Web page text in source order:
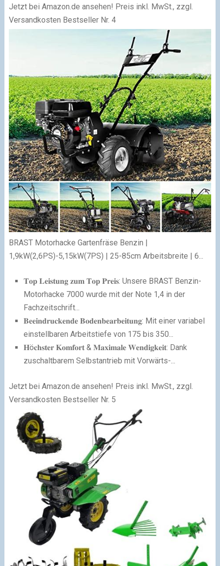
Jetzt bei Amazon.de ansehen! Preis inkl. MwSt., zzgl.
Versandkosten Bestseller Nr. 4
BRAST Motorhacke Gartenfräse Benzin |
1,9kW(2,6PS)-5,15kW(7PS) | 25-85cm Arbeitsbreite | 6...
𝐓𝐨𝐩 𝐋𝐞𝐢𝐬𝐭𝐮𝐧𝐠 𝐳𝐮𝐦 𝐓𝐨𝐩 𝐏𝐫𝐞𝐢𝐬: Unsere BRAST Benzin-
Motorhacke 7000 wurde mit der Note 1,4 in der
Fachzeitschrift...
𝐁𝐞𝐞𝐢𝐧𝐝𝐫𝐮𝐜𝐤𝐞𝐧𝐝𝐞 𝐁𝐨𝐝𝐞𝐧𝐛𝐞𝐚𝐫𝐛𝐞𝐢𝐭𝐮𝐧𝐠: Mit einer variabel
einstellbaren Arbeitstiefe von 175 bis 350...
𝐇ö𝐜𝐡𝐬𝐭𝐞𝐫 𝐊𝐨𝐦𝐟𝐨𝐫𝐭 & 𝐌𝐚𝐱𝐢𝐦𝐚𝐥𝐞 𝐖𝐞𝐧𝐝𝐢𝐠𝐤𝐞𝐢𝐭: Dank
zuschaltbarem Selbstantrieb mit Vorwärts-...
Jetzt bei Amazon.de ansehen! Preis inkl. MwSt., zzgl.
Versandkosten Bestseller Nr. 5